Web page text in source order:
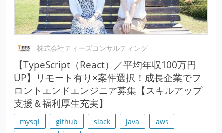
株式会社ティーズコンサルティング
【TypeScript（React）／平均年収100万円
UP】リモート有り×案件選択！成長企業でフ
ロントエンドエンジニア募集【スキルアップ
支援＆福利厚生充実】
mysql github slack java
aws